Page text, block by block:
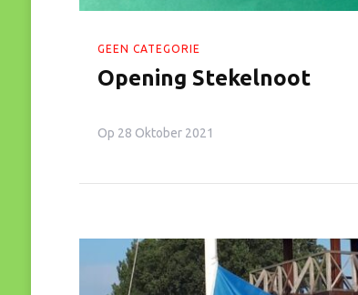
GEEN CATEGORIE
Opening Stekelnoot
Op 28 Oktober 2021